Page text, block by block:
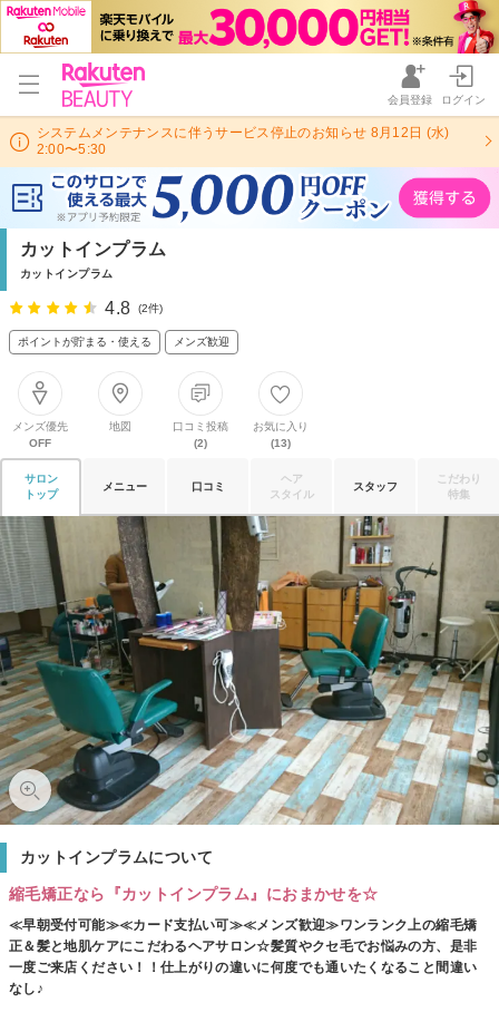
会員登録 ログイン
システムメンテナンスに伴うサービス停止のお知らせ 8月12日 (水)
2:00〜5:30
カットインプラム
カットインプラム
4.8 (2件)
ポイントが貯まる・使える メンズ歓迎
メンズ優先
OFF
地図
口コミ投稿
(2)
お気に入り
(13)
サロン
トップ
メニュー 口コミ
ヘア
スタイル
スタッフ
こだわり
特集
カットインプラムについて
縮毛矯正なら『カットインプラム』におまかせを☆
≪早朝受付可能≫≪カード支払い可≫≪メンズ歓迎≫ワンランク上の縮毛矯
正＆髪と地肌ケアにこだわるヘアサロン☆髪質やクセ毛でお悩みの方、是非
一度ご来店ください！！仕上がりの違いに何度でも通いたくなること間違い
なし♪